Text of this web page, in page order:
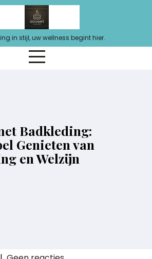
in stijl, uw wellness begint hier.
Badkleding:
Genieten van
en Welzijn